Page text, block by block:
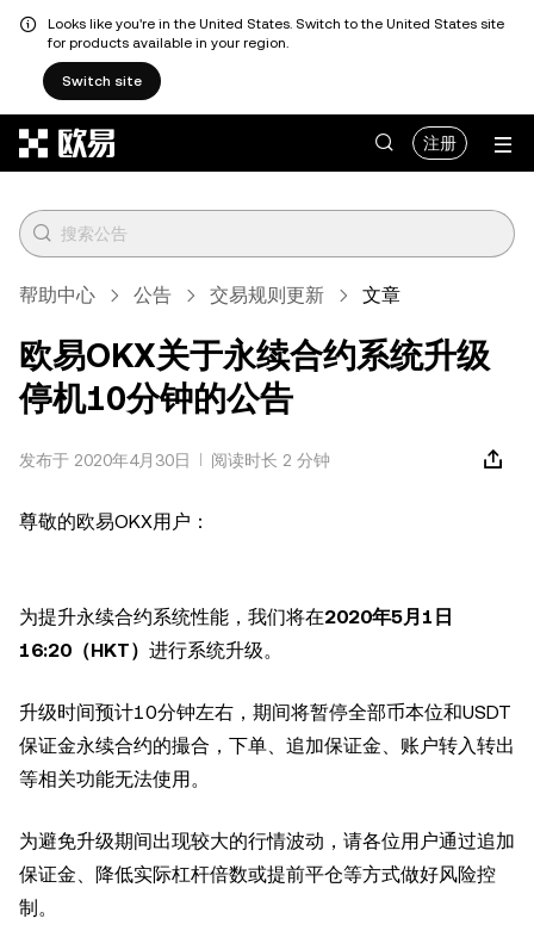
Looks like you're in the United States. Switch to the United States site
for products available in your region.
Switch site
注册
帮助中心 公告 交易规则更新 文章
欧易OKX关于永续合约系统升级
停机10分钟的公告
发布于 2020年4月30日 阅读时长 2 分钟
尊敬的欧易OKX用户：
为提升永续合约系统性能，我们将在2020年5月1日
16:20（HKT） 进行系统升级。
升级时间预计10分钟左右，期间将暂停全部币本位和USDT
保证金永续合约的撮合，下单、追加保证金、账户转入转出
等相关功能无法使用。
为避免升级期间出现较大的行情波动，请各位用户通过追加
保证金、降低实际杠杆倍数或提前平仓等方式做好风险控
制。